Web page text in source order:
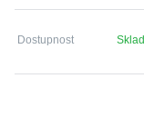
Dostupnost